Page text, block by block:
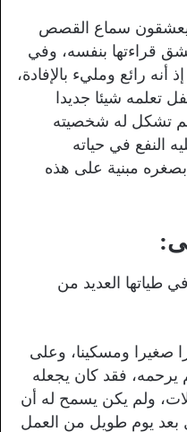
يعشقون سماع القصص
قراءتها بنفسه، وفي
أنه رائع ومليء بالإفادة،
تعلمه شيئا جديدا
تشكل له شخصيته
النفع في حياته
بصغره مبنية على هذه
طياتها العديد من
صغيرا ومسكينا، وعلى
يرحمه، فقد كان يجعله
ولم يكن يسمح له أن
بعد يوم طويل من العمل